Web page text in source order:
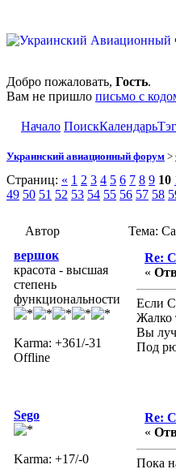
Добро пожаловать, Гость.
Вам не пришло письмо с
Начало ПоискКалендарь
Украинский авиационный форум >
Страниц: « 1 2 3 4 5 6 7 8 9 10
49 50 51 52 53 54 55 56 57 58
Автор
Тема:
вершок
красота - высшая
степень
функциональности
Karma: +361/-31
Offline
Re:
«
Если
Жалко
Вы
Под
Sego
Karma: +17/-0
Re:
«
Пока